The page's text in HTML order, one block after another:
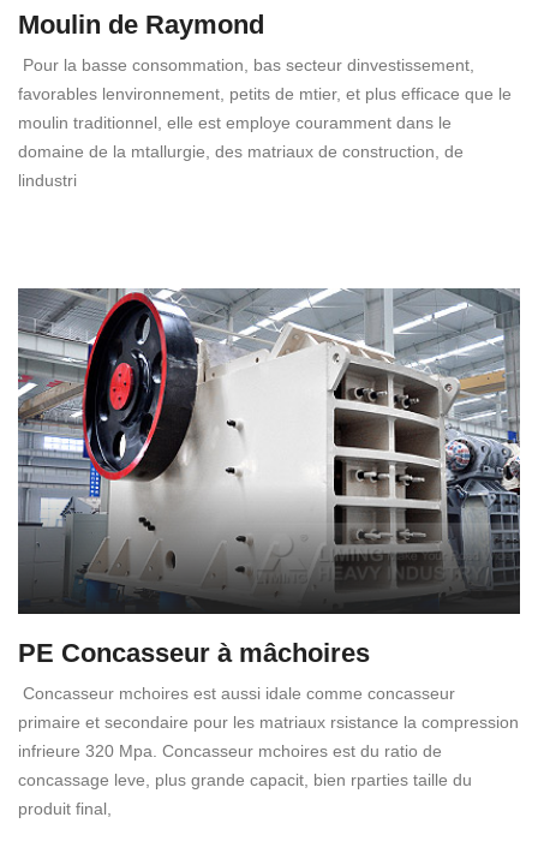
Moulin de Raymond
Pour la basse consommation, bas secteur dinvestissement,
favorables lenvironnement, petits de mtier, et plus efficace que le
moulin traditionnel, elle est employe couramment dans le
domaine de la mtallurgie, des matriaux de construction, de
lindustri
PE Concasseur à mâchoires
Concasseur mchoires est aussi idale comme concasseur
primaire et secondaire pour les matriaux rsistance la compression
infrieure 320 Mpa. Concasseur mchoires est du ratio de
concassage leve, plus grande capacit, bien rparties taille du
produit final,